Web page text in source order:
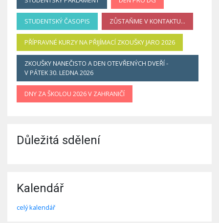
STUDENTSKÝ ČASOPIS ZŮSTAŇME V KONTAKTU...
PŘÍPRAVNÉ KURZY NA PŘIJÍMACÍ ZKOUŠKY JARO 2026
ZKOUŠKY NANEČISTO A DEN OTEVŘENÝCH DVEŘÍ -
V PÁTEK 30. LEDNA 2026
DNY ZA ŠKOLOU 2026 V ZAHRANIČÍ
Důležitá sdělení
Kalendář
celý kalendář